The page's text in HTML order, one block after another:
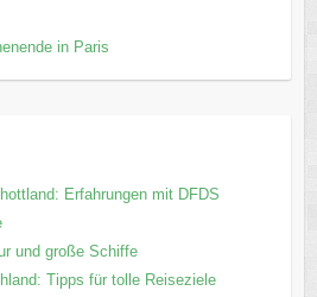
in Paris
Erfahrungen mit DFDS
und große Schiffe
Tipps für tolle Reiseziele